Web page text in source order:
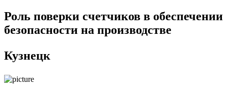
Роль поверки счетчиков в обеспечении
безопасности на производстве
Кузнецк